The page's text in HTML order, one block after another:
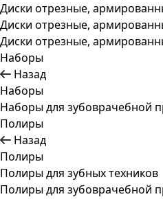
Диски отрезные,
Диски отрезные,
Диски отрезные,
Наборы
Назад
Наборы
Наборы для зубоврачебной
Полиры
Назад
Полиры
Полиры для зубных техников
Полиры для зубоврачебной